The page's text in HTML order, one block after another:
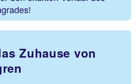
Zuhause von